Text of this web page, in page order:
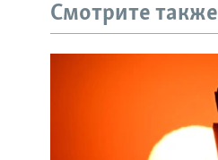
Смотрите также